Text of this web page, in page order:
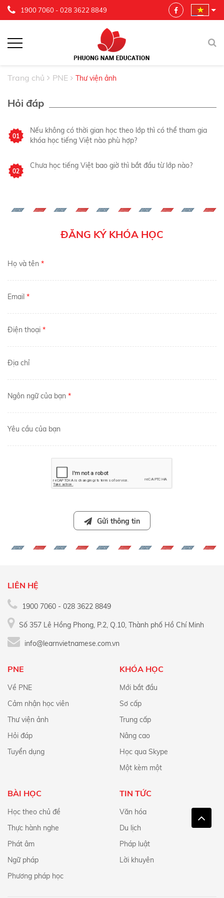
1900 7060 - 028 3622 8849
Trang chủ PNE Thư viện ảnh
Hỏi đáp
01
Nếu không có thời gian học theo lớp thì có thể tham gia
khóa học tiếng Việt nào phù hợp?
02
Chưa học tiếng Việt bao giờ thì bắt đầu từ lớp nào?
ĐĂNG KÝ KHÓA HỌC
Họ và tên *
Email *
Điện thoại *
Địa chỉ
Ngôn ngữ của bạn *
Yêu cầu của bạn
Gửi thông tin
LIÊN HỆ
1900 7060 - 028 3622 8849
Số 357 Lê Hồng Phong, P.2, Q.10, Thành phố Hồ Chí Minh
info@learnvietnamese.com.vn
PNE
Về PNE
Cảm nhận học viên
Thư viện ảnh
Hỏi đáp
Tuyển dụng
KHÓA HỌC
Mới bắt đầu
Sơ cấp
Trung cấp
Nâng cao
Học qua Skype
Một kèm một
BÀI HỌC
Học theo chủ đề
Thực hành nghe
Phát âm
Ngữ pháp
Phương pháp học
TIN TỨC
Văn hóa
Du lịch
Pháp luật
Lời khuyên